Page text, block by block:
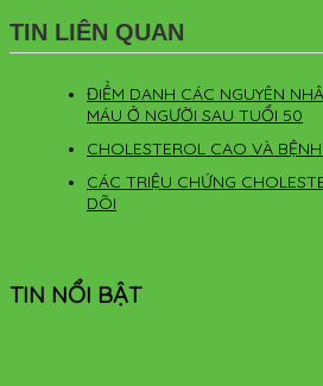
TIN LIÊN QUAN
ĐIỂM DANH CÁC NGUYÊN
MÁU Ở NGƯỜI SAU TUỔI 50
CHOLESTEROL CAO VÀ
CÁC TRIỆU CHỨNG
DÕI
TIN NỔI BẬT